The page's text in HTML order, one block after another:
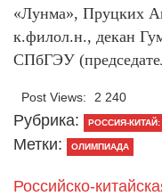
«Лунма», Пруцких
к.филол.н., декан
СПбГЭУ
Post Views: 2 240
Рубрика: РОССИЯ-
Метки: ОЛИМПИАДА
Российско-